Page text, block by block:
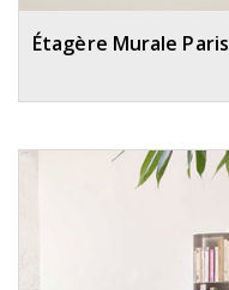
Étagère Murale Paris